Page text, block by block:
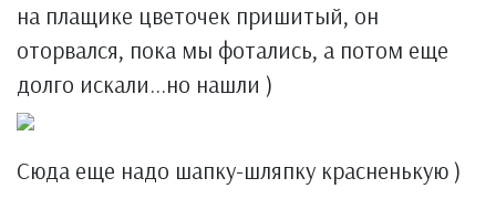
на плащике цветочек пришитый, он
оторвался, пока мы фотались, а потом еще
долго искали...но нашли )
Сюда еще надо шапку-шляпку красненькую )